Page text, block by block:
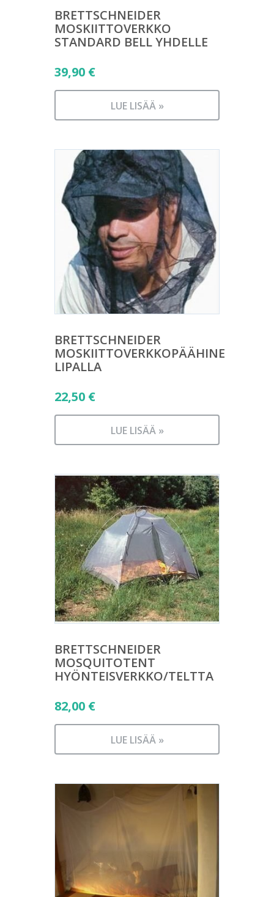
BRETTSCHNEIDER
MOSKIITTOVERKKO
STANDARD BELL YHDELLE
39,90 €
LUE LISÄÄ »
BRETTSCHNEIDER
MOSKIITTOVERKKOPÄÄHINE
LIPALLA
22,50 €
LUE LISÄÄ »
BRETTSCHNEIDER
MOSQUITOTENT
HYÖNTEISVERKKO/TELTTA
82,00 €
LUE LISÄÄ »